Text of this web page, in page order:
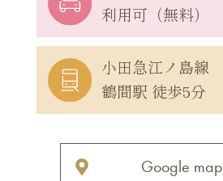
利用可（無料）
小田急江ノ島線
鶴間駅 徒歩5分
Google map